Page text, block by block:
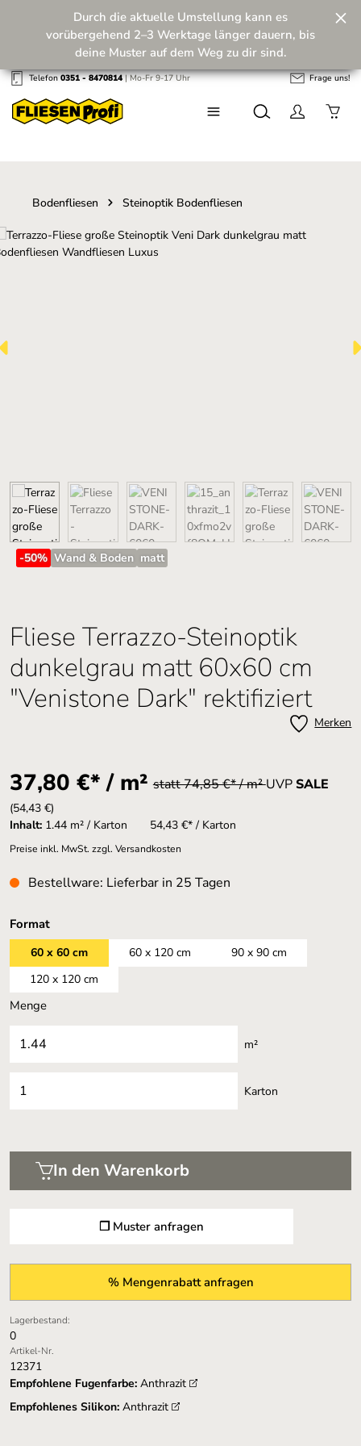
Zum Hauptinhalt springen
Zukunft! 💪
Durch die aktuelle Umstellung kann es
vorübergehend 2–3 Werktage länger dauern, bis
deine Muster auf dem Weg zu dir sind.
Telefon0351 - 8470814| Mo-Fr 9-17 Uhr Frage uns!
Bodenfliesen Steinoptik Bodenfliesen
Bildergalerie überspringen
-50% Wand & Boden matt
Fliese Terrazzo-Steinoptik
dunkelgrau matt 60x60 cm
"Venistone Dark" rektifiziert
Merken
37,80 €* / m² statt 74,85 €* / m²UVPSALE
(54,43 €)
Inhalt: 1.44 m² / Karton 54,43 €* / Karton
Preise inkl. MwSt. zzgl. Versandkosten
Bestellware: Lieferbar in 25 Tagen
Formatauswählen
60 x 60 cm 60 x 120 cm
90 x 90 cm
120 x 120 cm
❐ Muster anfragen
Menge
m²
Karton
In den Warenkorb
% Mengenrabatt anfragen
Lagerbestand:
0
Artikel-Nr.
12371
Empfohlene Fugenfarbe: Anthrazit
Empfohlenes Silikon: Anthrazit